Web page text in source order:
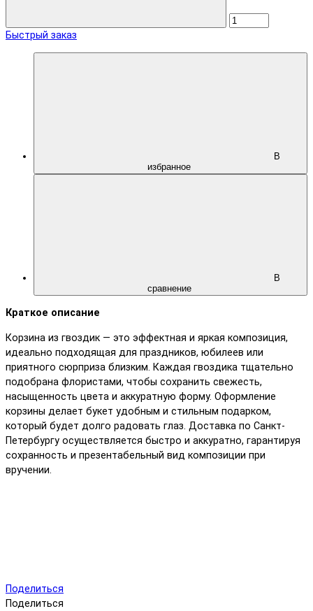
Быстрый заказ
В
избранное
В
сравнение
Краткое описание
Корзина из гвоздик — это эффектная и яркая композиция,
идеально подходящая для праздников, юбилеев или
приятного сюрприза близким. Каждая гвоздика тщательно
подобрана флористами, чтобы сохранить свежесть,
насыщенность цвета и аккуратную форму. Оформление
корзины делает букет удобным и стильным подарком,
который будет долго радовать глаз. Доставка по Санкт-
Петербургу осуществляется быстро и аккуратно, гарантируя
сохранность и презентабельный вид композиции при
вручении.
Поделиться
Поделиться